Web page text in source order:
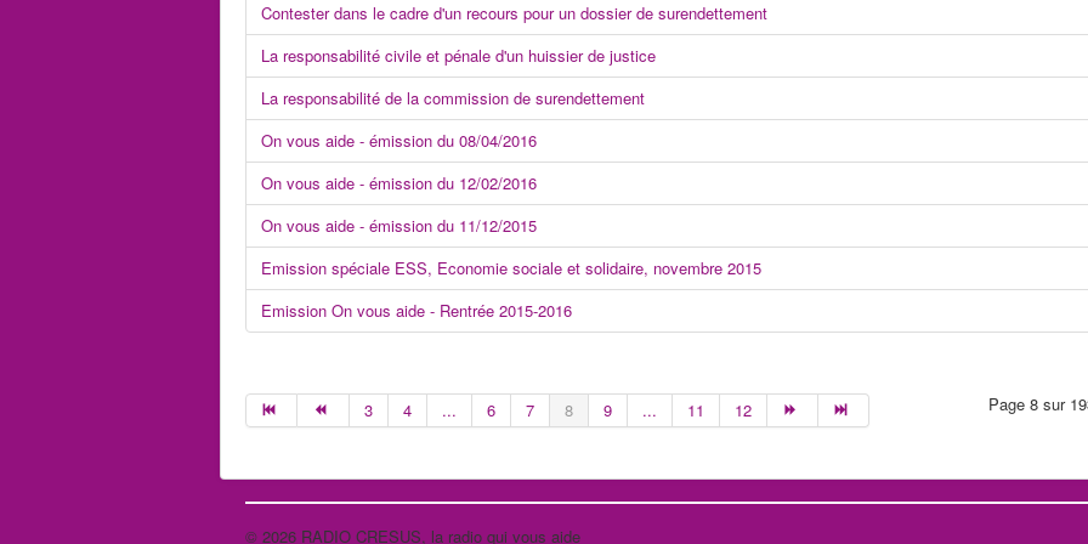
Contester dans le cadre d'un recours pour un dossier de surendettement
La responsabilité civile et pénale d'un huissier de justice
La responsabilité de la commission de surendettement
On vous aide - émission du 08/04/2016
On vous aide - émission du 12/02/2016
On vous aide - émission du 11/12/2015
Emission spéciale ESS, Economie sociale et solidaire, novembre 2015
Emission On vous aide - Rentrée 2015-2016
Page 8 sur
3 4 ... 6 7 8 9 ... 11 12
© 2026 RADIO CRESUS, la radio qui vous aide